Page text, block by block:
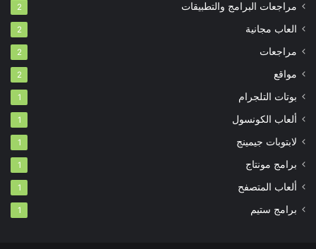
مراجعات البرامج والتطبيقات 2
العاب مجانية 2
مراجعات 2
مواقع 2
بوتات التلجرام 1
ألعاب الكونسول 1
لابتوبات جيمينج 1
برامج مونتاج 1
ألعاب المتصفح 1
برامج ستيم 1